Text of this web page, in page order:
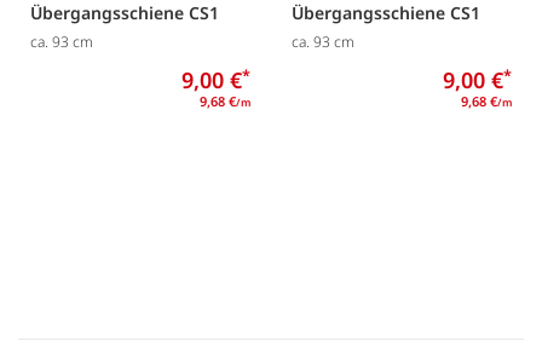
Übergangsschiene CS1
ca. 93 cm
9,00 €*
9,68 €/m
Übergangsschiene CS1
ca. 93 cm
9,00 €*
9,68 €/m